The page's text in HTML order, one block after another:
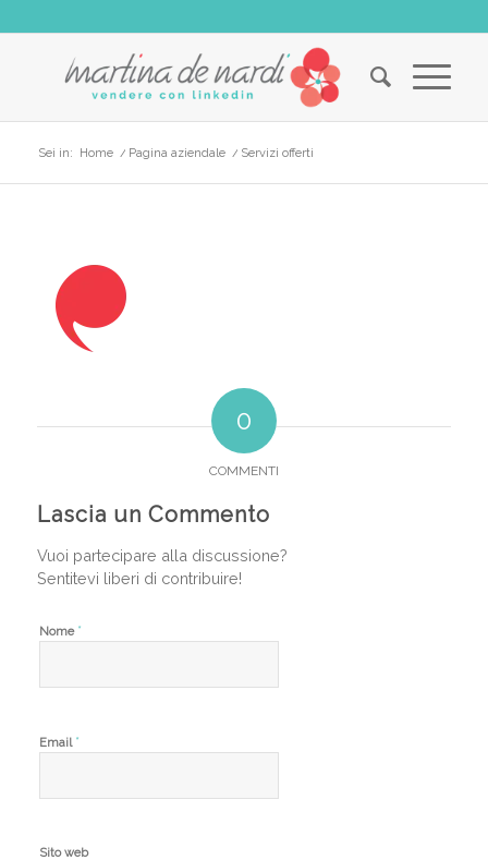
Sei in: Home / Pagina aziendale / Servizi offerti
0
COMMENTI
Lascia un Commento
Vuoi partecipare alla discussione?
Sentitevi liberi di contribuire!
Nome *
Email *
Sito web